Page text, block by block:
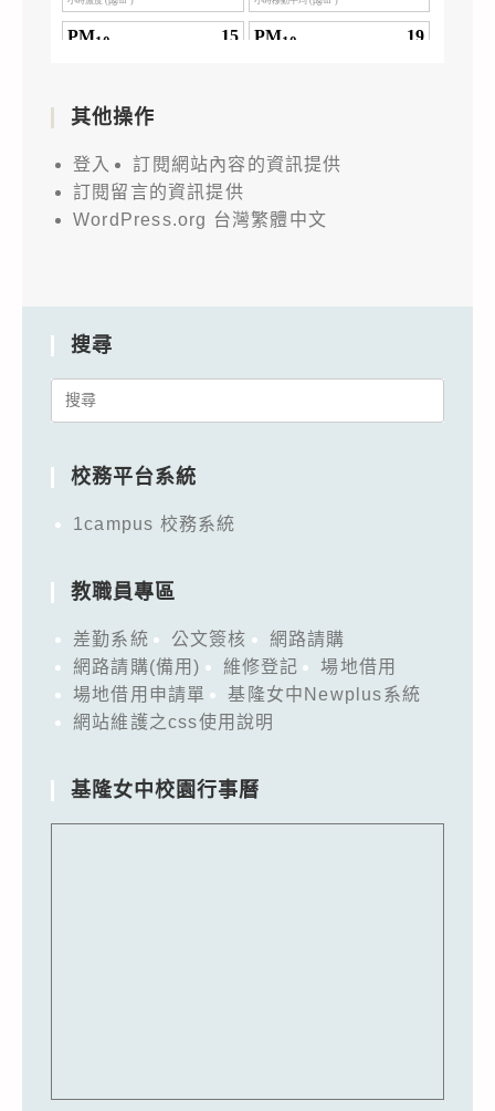
其他操作
登入
訂閱網站內容的資訊提供
訂閱留言的資訊提供
WordPress.org 台灣繁體中文
搜尋
Search
校務平台系統
1campus 校務系統
教職員專區
差勤系統 公文簽核
網路請購
網路請購(備用)
維修登記
場地借用
場地借用申請單
基隆女中Newplus系統
網站維護之css使用說明
基隆女中校園行事曆